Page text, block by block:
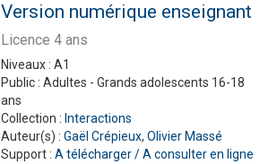
Version numérique enseignant
Licence 4 ans
Niveaux : A1
Public : Adultes - Grands adolescents 16-18
ans
Collection : Interactions
Auteur(s) : Gaël Crépieux, Olivier Massé
Support : A télécharger / A consulter en ligne